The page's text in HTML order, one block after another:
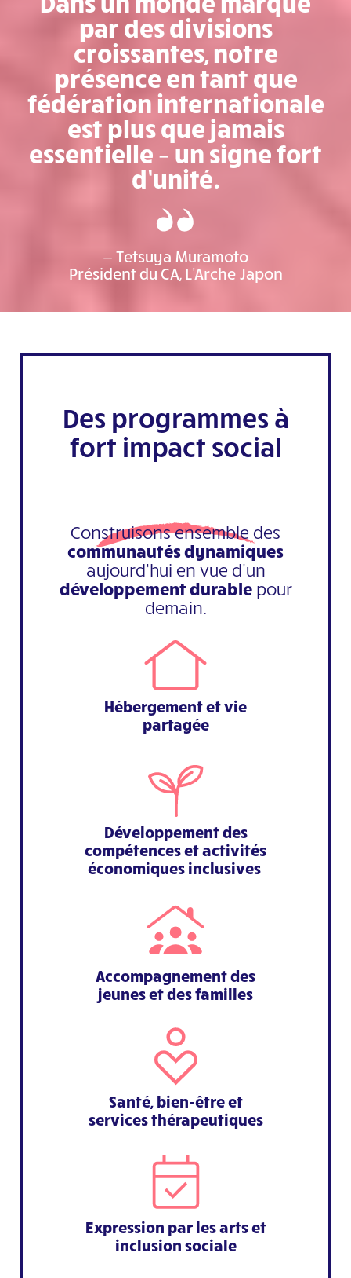
par des divisions
croissantes, notre
présence en tant que
fédération internationale
est plus que jamais
essentielle – un signe fort
d’unité.
— Tetsuya Muramoto
Président du CA, L'Arche Japon
Des programmes à
fort impact social
Construisons ensemble des
communautés dynamiques
aujourd’hui en vue d'un
développement durablepour
demain.
Hébergement et vie
partagée
Développement des
compétences et activités
économiques inclusives
Accompagnement des
jeunes et des familles
Santé, bien-être et
services thérapeutiques
Expression par les arts et
inclusion sociale